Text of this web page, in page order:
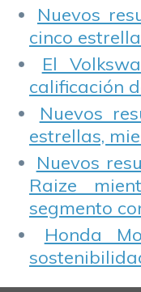
Nuevos
cinco
El
calificación
Nuevos
estrellas,
Nuevos
Raize
segmento
Honda